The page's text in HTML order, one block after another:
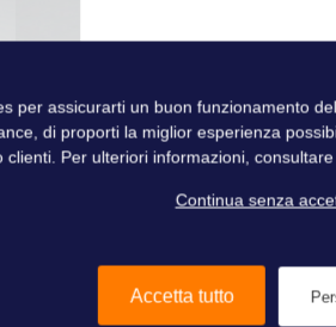
per assicurarti un buon funzionamento
di proporti la miglior esperienza
clienti. Per ulteriori informazioni,
Continua senza
Accetta tutto